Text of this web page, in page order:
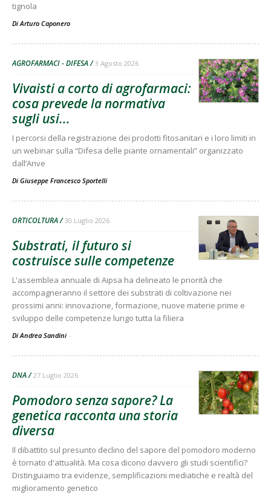
tignola
DiArturo Caponero
AGROFARMACI - DIFESA 3 Agosto 2026
Vivaisti a corto di agrofarmaci:
cosa prevede la normativa
sugli usi...
I percorsi della registrazione dei prodotti fitosanitari e i loro limiti in
un webinar sulla “Difesa delle piante ornamentali” organizzato
dall’Anve
Di Giuseppe Francesco Sportelli
ORTICOLTURA 30 Luglio 2026
Substrati, il futuro si
costruisce sulle competenze
L'assemblea annuale di Aipsa ha delineato le priorità che
accompagneranno il settore dei substrati di coltivazione nei
prossimi anni: innovazione, formazione, nuove materie prime e
sviluppo delle competenze lungo tutta la filiera
Di Andrea Sandini -
DNA 27 Luglio 2026
Pomodoro senza sapore? La
genetica racconta una storia
diversa
Il dibattito sul presunto declino del sapore del pomodoro moderno
è tornato d'attualità. Ma cosa dicono davvero gli studi scientifici?
Distinguiamo tra evidenze, semplificazioni mediatiche e realtà del
miglioramento genetico